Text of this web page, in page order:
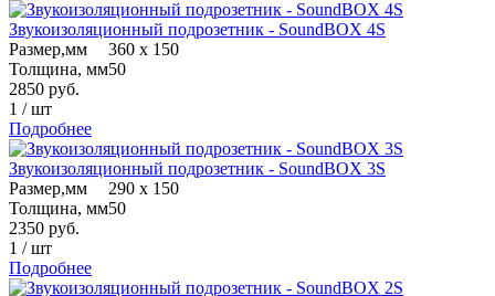
Звукоизоляционный подрозетник - SoundBOX 4S
Размер,мм
360 х 150
Толщина, мм50
2850 руб.
1 /шт
Подробнее
Звукоизоляционный подрозетник - SoundBOX 3S
Размер,мм
290 х 150
Толщина, мм50
2350 руб.
1 /шт
Подробнее